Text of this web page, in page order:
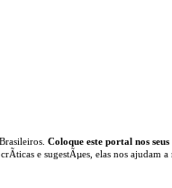
Coloque este portal nos
crÃ­ticas e sugestÃµes, elas nos ajudam